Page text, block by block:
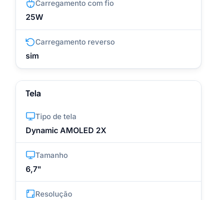
Carregamento com fio
25W
Carregamento reverso
sim
Tela
Tipo de tela
Dynamic AMOLED 2X
Tamanho
6,7"
Resolução